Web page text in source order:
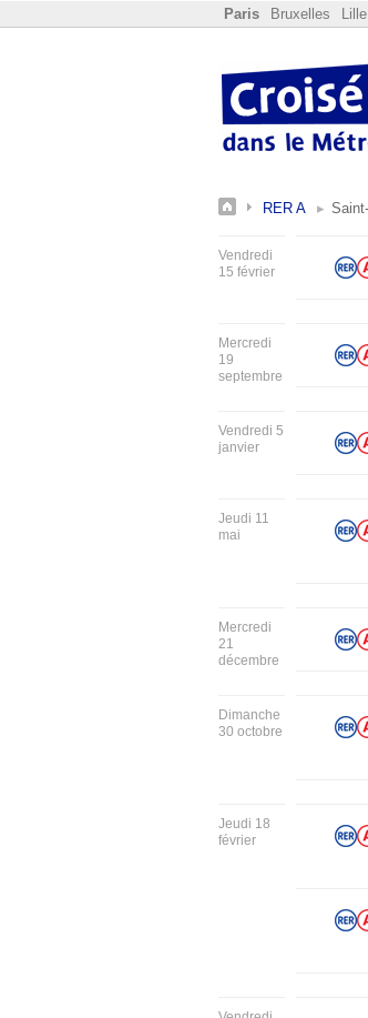
Paris Bruxelles Lille
RER A
Vendredi
15 février
Mercredi
19
septembre
Vendredi 5
janvier
Jeudi 11
mai
Mercredi
21
décembre
Dimanche
30 octobre
Jeudi 18
février